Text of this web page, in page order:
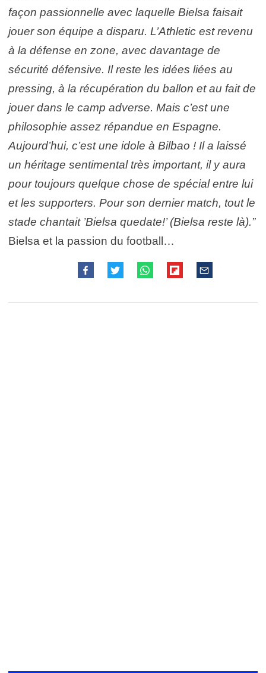
façon passionnelle avec laquelle Bielsa faisait
jouer son équipe a disparu. L’Athletic est revenu
à la défense en zone, avec davantage de
sécurité défensive. Il reste les idées liées au
pressing, à la récupération du ballon et au fait de
jouer dans le camp adverse. Mais c’est une
philosophie assez répandue en Espagne.
Aujourd’hui, c’est une idole à Bilbao ! Il a laissé
un héritage sentimental très important, il y aura
pour toujours quelque chose de spécial entre lui
et les supporters. Pour son dernier match, tout le
stade chantait ’Bielsa quedate!’ (Bielsa reste là).”
Bielsa et la passion du football…